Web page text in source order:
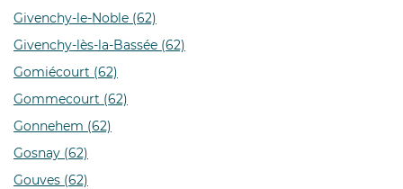
Givenchy-le-Noble (62)
Givenchy-lès-la-Bassée (62)
Gomiécourt (62)
Gommecourt (62)
Gonnehem (62)
Gosnay (62)
Gouves (62)